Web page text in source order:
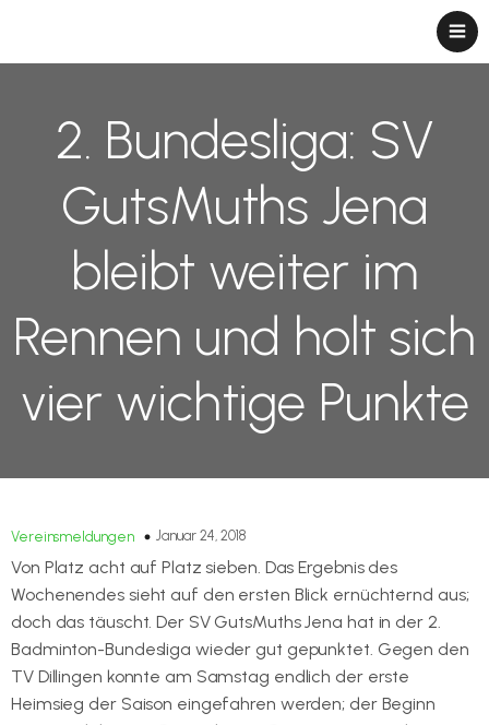
2. Bundesliga: SV
GutsMuths Jena
bleibt weiter im
Rennen und holt sich
vier wichtige Punkte
Vereinsmeldungen Januar 24, 2018
Von Platz acht auf Platz sieben. Das Ergebnis des
Wochenendes sieht auf den ersten Blick ernüchternd aus;
doch das täuscht. Der SV GutsMuths Jena hat in der 2.
Badminton-Bundesliga wieder gut gepunktet. Gegen den
TV Dillingen konnte am Samstag endlich der erste
Heimsieg der Saison eingefahren werden; der Beginn